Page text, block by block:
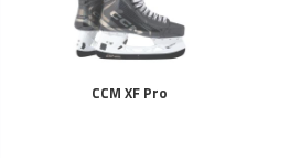
CCM XF Pro